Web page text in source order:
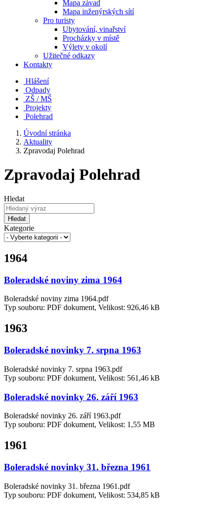
Mapa závad
Mapa inženýrských sítí
Pro turisty
Ubytování, vinařství
Procházky v místě
Výlety v okolí
Užitečné odkazy
Kontakty
Hlášení
Odpady
ZŠ / MŠ
Projekty
Polehrad
Úvodní stránka
Aktuality
Zpravodaj Polehrad
Zpravodaj Polehrad
Hledat
Hledat
Kategorie
1964
Boleradské noviny zima 1964
Boleradské noviny zima 1964.pdf
Typ souboru: PDF dokument, Velikost: 926,46 kB
1963
Boleradské novinky 7. srpna 1963
Boleradské novinky 7. srpna 1963.pdf
Typ souboru: PDF dokument, Velikost: 561,46 kB
Boleradské novinky 26. září 1963
Boleradské novinky 26. září 1963.pdf
Typ souboru: PDF dokument, Velikost: 1,55 MB
1961
Boleradské novinky 31. března 1961
Boleradské novinky 31. března 1961.pdf
Typ souboru: PDF dokument, Velikost: 534,85 kB